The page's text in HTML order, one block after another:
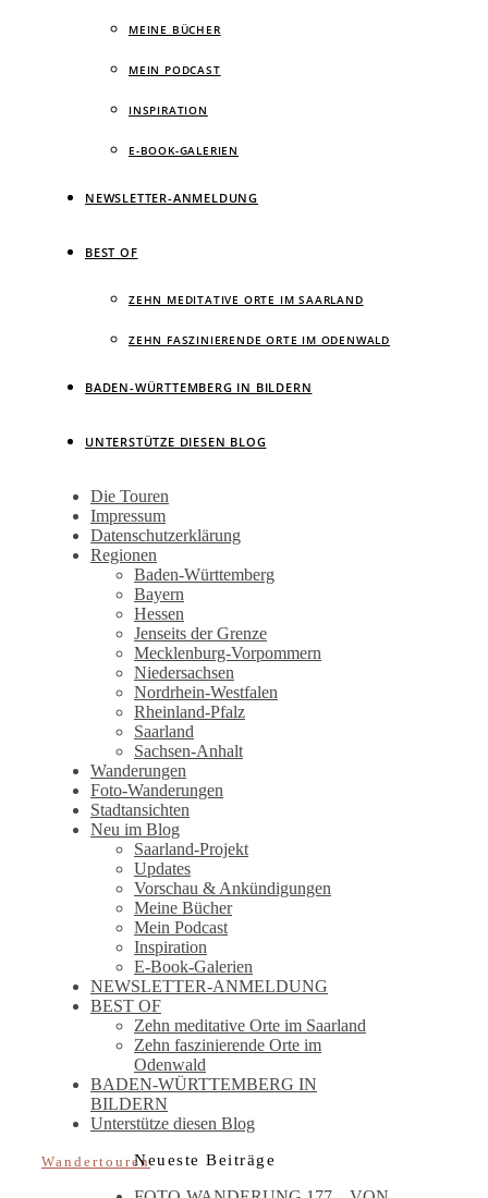
MEINE BÜCHER
MEIN PODCAST
INSPIRATION
E-BOOK-GALERIEN
NEWSLETTER-ANMELDUNG
BEST OF
ZEHN MEDITATIVE ORTE IM SAARLAND
ZEHN FASZINIERENDE ORTE IM ODENWALD
BADEN-WÜRTTEMBERG IN BILDERN
UNTERSTÜTZE DIESEN BLOG
Wandertagebuch von Torsten
Wirschum
Die Touren
Impressum
Datenschutzerklärung
Regionen
Baden-Württemberg
Bayern
Hessen
Jenseits der Grenze
Mecklenburg-Vorpommern
Niedersachsen
Nordrhein-Westfalen
Rheinland-Pfalz
Saarland
Sachsen-Anhalt
Wanderungen
Foto-Wanderungen
Stadtansichten
Neu im Blog
Saarland-Projekt
Updates
Vorschau & Ankündigungen
Meine Bücher
Mein Podcast
Inspiration
E-Book-Galerien
NEWSLETTER-ANMELDUNG
BEST OF
Zehn meditative Orte im Saarland
Zehn faszinierende Orte im
Odenwald
BADEN-WÜRTTEMBERG IN
BILDERN
Unterstütze diesen Blog
WandertourenNeueste Beiträge